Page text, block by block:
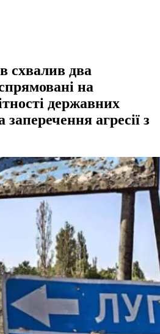
схвалив два
на
державних
заперечення агресії з